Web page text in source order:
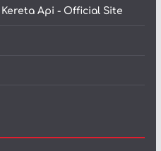
Api - Official Site